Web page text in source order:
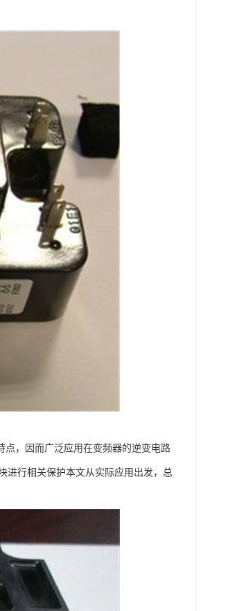
点，因而广泛应用在变频器的逆变电路
进行相关保护本文从实际应用出发，总